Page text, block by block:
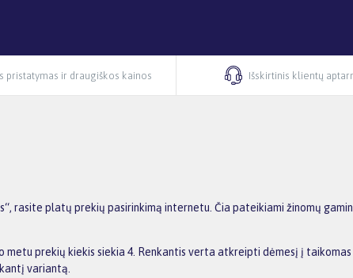
pristatymas ir draugiškos kainos Išskirtinis klientų
rasite platų prekių pasirinkimą internetu. Čia pateikiami žinomų
metu prekių kiekis siekia 4. Renkantis verta atkreipti dėmesį į
variantą.